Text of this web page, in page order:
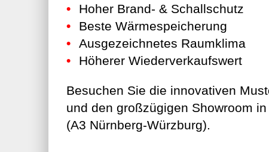
Hoher Brand- & Schallschutz
Beste Wärmespeicherung
Ausgezeichnetes Raumklima
Höherer Wiederverkaufswert
Besuchen Sie die innovativen
und den großzügigen Showroom
(A3 Nürnberg-Würzburg).